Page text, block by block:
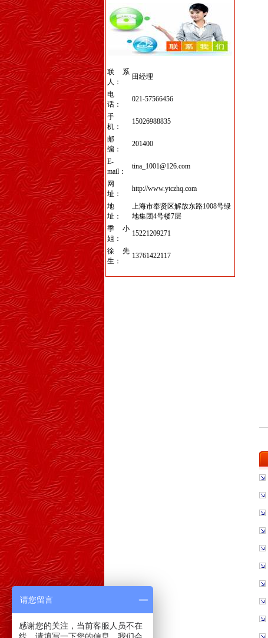
联系
人：
田经理
电
话：
021-57566456
手
机：
15026988835
邮
编：
201400
E-
mail：
tina_1001@126.com
网
址：
http://www.ytczhq.com
地
址：
上海市奉贤区解放东路1008号绿
地集团4号楼7层
季小
姐：
15221209271
徐先
生：
13761422117
请您留言
感谢您的关注，当前客服人员不在